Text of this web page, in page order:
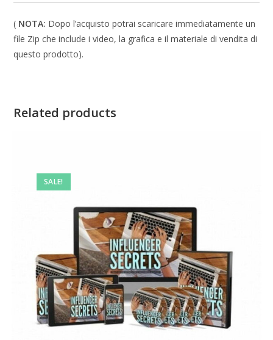
( NOTA: Dopo l’acquisto potrai scaricare immediatamente un
file Zip che include i video, la grafica e il materiale di vendita di
questo prodotto).
Related products
SALE!